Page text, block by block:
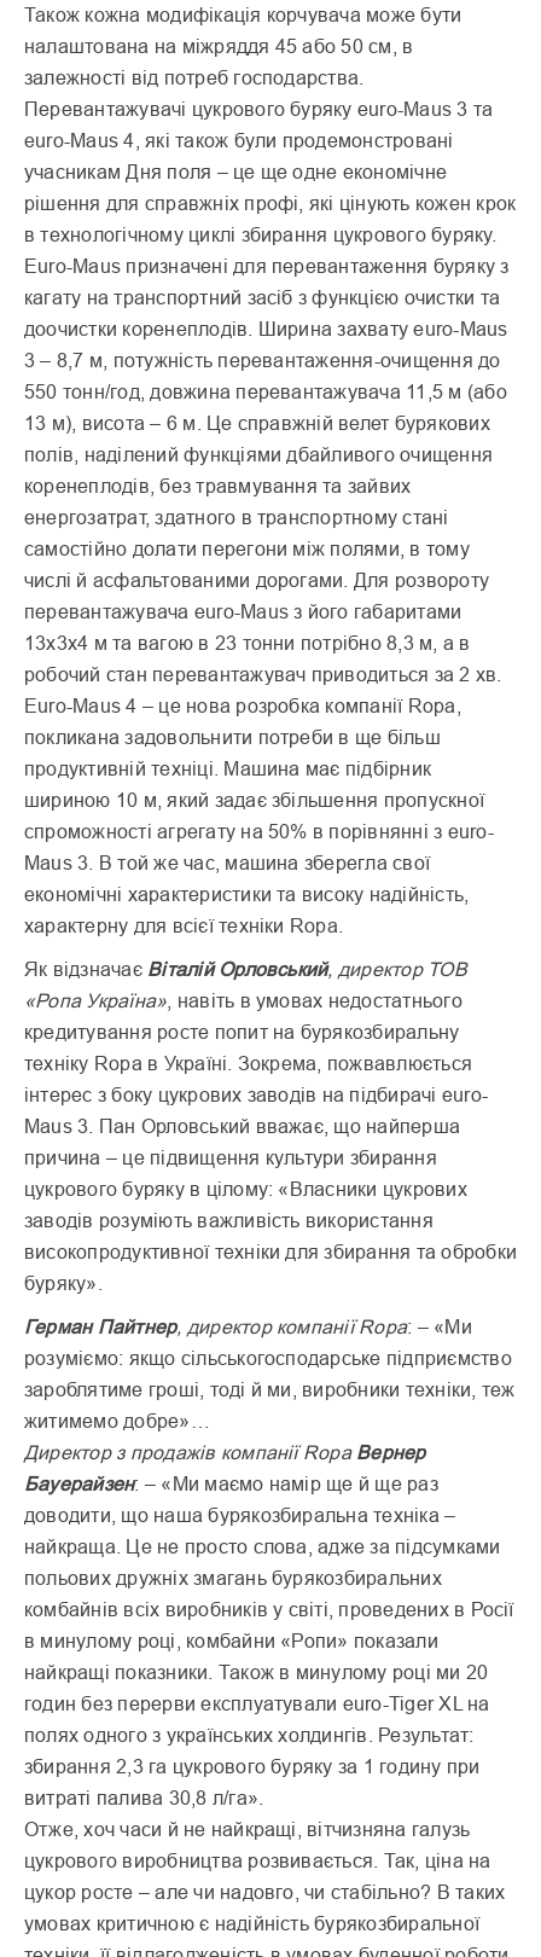
Також кожна модифікація корчувача може бути
налаштована на міжряддя 45 або 50 см, в
залежності від потреб господарства.
Перевантажувачі цукрового буряку euro-Maus 3 та
euro-Maus 4, які також були продемонстровані
учасникам Дня поля – це ще одне економічне
рішення для справжніх профі, які цінують кожен крок
в технологічному циклі збирання цукрового буряку.
Euro-Maus призначені для перевантаження буряку з
кагату на транспортний засіб з функцією очистки та
доочистки коренеплодів. Ширина захвату euro-Maus
3 – 8,7 м, потужність перевантаження-очищення до
550 тонн/год, довжина перевантажувача 11,5 м (або
13 м), висота – 6 м. Це справжній велет бурякових
полів, наділений функціями дбайливого очищення
коренеплодів, без травмування та зайвих
енергозатрат, здатного в транспортному стані
самостійно долати перегони між полями, в тому
числі й асфальтованими дорогами. Для розвороту
перевантажувача euro-Maus з його габаритами
13х3х4 м та вагою в 23 тонни потрібно 8,3 м, а в
робочий стан перевантажувач приводиться за 2 хв.
Euro-Maus 4 – це нова розробка компанії Ropa,
покликана задовольнити потреби в ще більш
продуктивній техніці. Машина має підбірник
шириною 10 м, який задає збільшення пропускної
спроможності агрегату на 50% в порівнянні з euro-
Maus 3. В той же час, машина зберегла свої
економічні характеристики та високу надійність,
характерну для всієї техніки Ropa.
Як відзначає Віталій Орловський, директор ТОВ
«Ропа Україна» , навіть в умовах недостатнього
кредитування росте попит на бурякозбиральну
техніку Ropa в Україні. Зокрема, пожвавлюється
інтерес з боку цукрових заводів на підбирачі euro-
Maus 3. Пан Орловський вважає, що найперша
причина – це підвищення культури збирання
цукрового буряку в цілому: «Власники цукрових
заводів розуміють важливість використання
високопродуктивної техніки для збирання та обробки
буряку».
Герман Пайтнер, директор компанії Ropa: – «Ми
розуміємо: якщо сільськогосподарське підприємство
зароблятиме гроші, тоді й ми, виробники техніки, теж
житимемо добре»…
Директор з продажів компанії Ropa Вернер
Бауерайзен: – «Ми маємо намір ще й ще раз
доводити, що наша бурякозбиральна техніка –
найкраща. Це не просто слова, адже за підсумками
польових дружніх змагань бурякозбиральних
комбайнів всіх виробників у світі, проведених в Росії
в минулому році, комбайни «Ропи» показали
найкращі показники. Також в минулому році ми 20
годин без перерви експлуатували euro-Tiger XL на
полях одного з українських холдингів. Результат:
збирання 2,3 га цукрового буряку за 1 годину при
витраті палива 30,8 л/га».
Отже, хоч часи й не найкращі, вітчизняна галузь
цукрового виробництва розвивається. Так, ціна на
цукор росте – але чи надовго, чи стабільно? В таких
умовах критичною є надійність бурякозбиральної